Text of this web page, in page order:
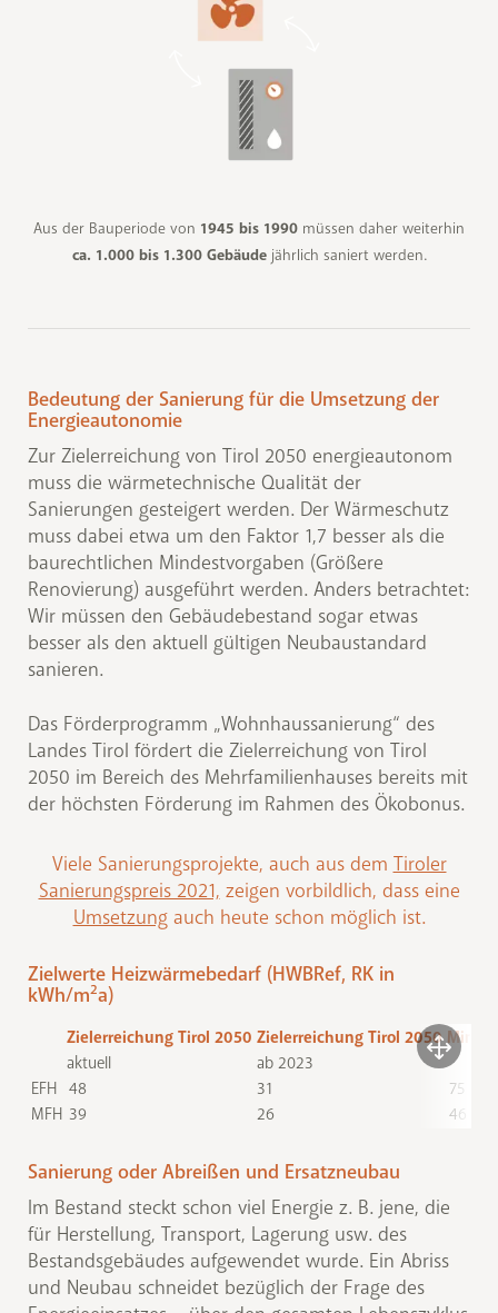
Aus der Bauperiode von 1945 bis 1990 müssen daher weiterhin
ca. 1.000 bis 1.300 Gebäudejährlich saniert werden.
Bedeutung der Sanierung für die Umsetzung der
Energieautonomie
Zur Zielerreichung von Tirol 2050 energieautonom
muss die wärmetechnische Qualität der
Sanierungen gesteigert werden. Der Wärmeschutz
muss dabei etwa um den Faktor 1,7 besser als die
baurechtlichen Mindestvorgaben (Größere
Renovierung) ausgeführt werden. Anders betrachtet:
Wir müssen den Gebäudebestand sogar etwas
besser als den aktuell gültigen Neubaustandard
sanieren.
Das Förderprogramm „Wohnhaussanierung“ des
Landes Tirol fördert die Zielerreichung von Tirol
2050 im Bereich des Mehrfamilienhauses bereits mit
der höchsten Förderung im Rahmen des Ökobonus.
Viele Sanierungsprojekte, auch aus dem Tiroler
Sanierungspreis 2021, zeigen vorbildlich, dass eine
Umsetzungauch heute schon möglich ist.
Zielwerte Heizwärmebedarf (HWBRef, RK in
kWh/m2a)
Zielerreichung Tirol 2050 Zielerreichung Tirol 2050
aktuell
ab 2023
EFH
48 31
75
MFH 39 26 46
Sanierung oder Abreißen und Ersatzneubau
Im Bestand steckt schon viel Energie z. B. jene, die
für Herstellung, Transport, Lagerung usw. des
Bestandsgebäudes aufgewendet wurde. Ein Abriss
und Neubau schneidet bezüglich der Frage des